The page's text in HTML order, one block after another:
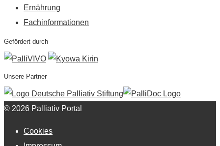
Ernährung
Fachinformationen
Gefördert durch
Unsere Partner
© 2026 Palliativ Portal
Cookies